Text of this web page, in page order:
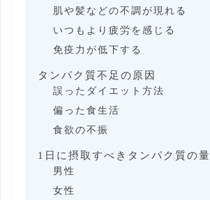
肌や髪などの不調が現れる
いつもより疲労を感じる
免疫力が低下する
タンパク質不足の原因
誤ったダイエット方法
偏った食生活
食欲の不振
1日に摂取すべきタンパク質の量
男性
女性